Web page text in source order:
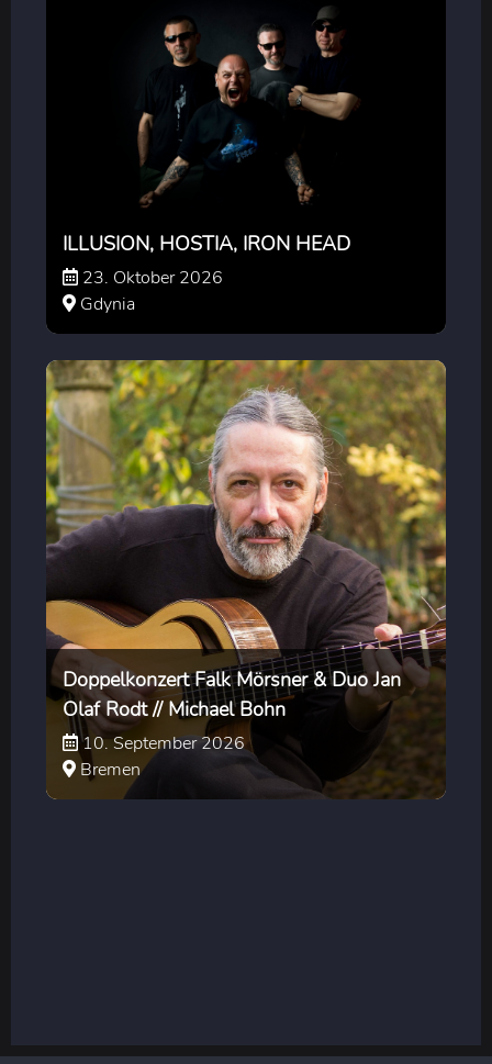
ILLUSION, HOSTIA, IRON HEAD
23. Oktober 2026
Gdynia
Doppelkonzert Falk Mörsner & Duo Jan
Olaf Rodt // Michael Bohn
10. September 2026
Bremen